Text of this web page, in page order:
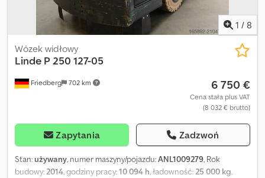
osi - Złącze do ładowania USB w kabinie, Ref: ANL1004129
1 / 8
Friedberg 702 km
Wózek widłowy
Linde P 250 127-05
6 750 €
Cena stała plus VAT
(8 032 € brutto)
Zapytania Zadzwoń
Stan:używany, numer maszyny/pojazdu:ANL1009279, Rok
budowy:2014, godziny pracy:10 094 h, ładowność:25 000 kg,